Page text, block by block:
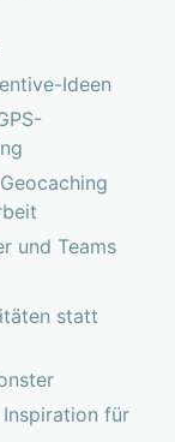
Ideen
und Teams
statt
für